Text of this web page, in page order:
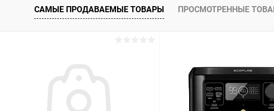
В избранное В наличии
САМЫЕ ПРОДАВАЕМЫЕ ТОВАРЫ ПРОСМОТРЕННЫЕ